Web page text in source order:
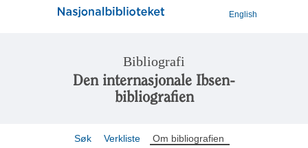
English
Bibliografi
Den internasjonale Ibsen-
bibliografien
Søk Verkliste Om bibliografien